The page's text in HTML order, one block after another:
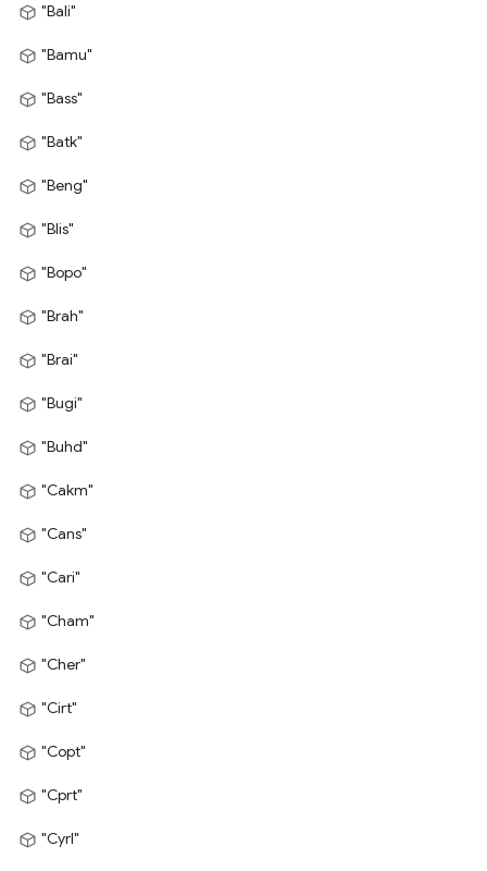
"Bali"
"Bamu"
"Bass"
"Batk"
"Beng"
"Blis"
"Bopo"
"Brah"
"Brai"
"Bugi"
"Buhd"
"Cakm"
"Cans"
"Cari"
"Cham"
"Cher"
"Cirt"
"Copt"
"Cprt"
"Cyrl"